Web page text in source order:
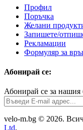
Профил
Поръчка
Желани
Запишете/
Рекламации
Формуляр за
Абонирай се:
Абонирай се за
velo-m.bg © 2026.
Ltd.